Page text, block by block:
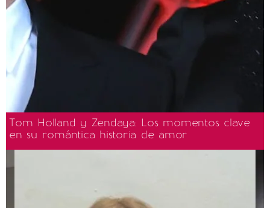
Tom Holland y Zendaya: Los momentos clave
en su romántica historia de amor